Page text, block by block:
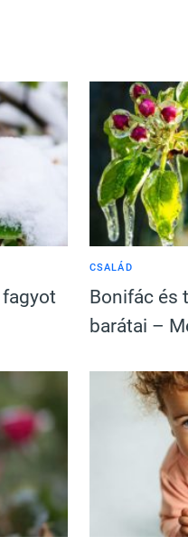
CSALÁD
Bonifác és
barátai –